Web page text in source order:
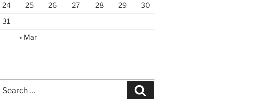
24
25 26 27 28 29
30
31
« Mar
for: